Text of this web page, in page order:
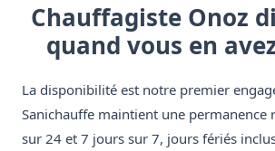
Chauffagiste Onoz
quand vous en
La disponibilité est notre premier
Sanichauffe maintient une permanence
sur 24 et 7 jours sur 7, jours fériés